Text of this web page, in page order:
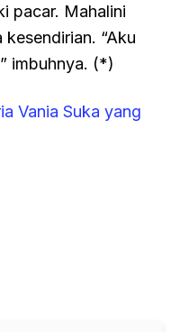
pacar. Mahalini
“Aku
imbuhnya. (*)
Vania Suka yang